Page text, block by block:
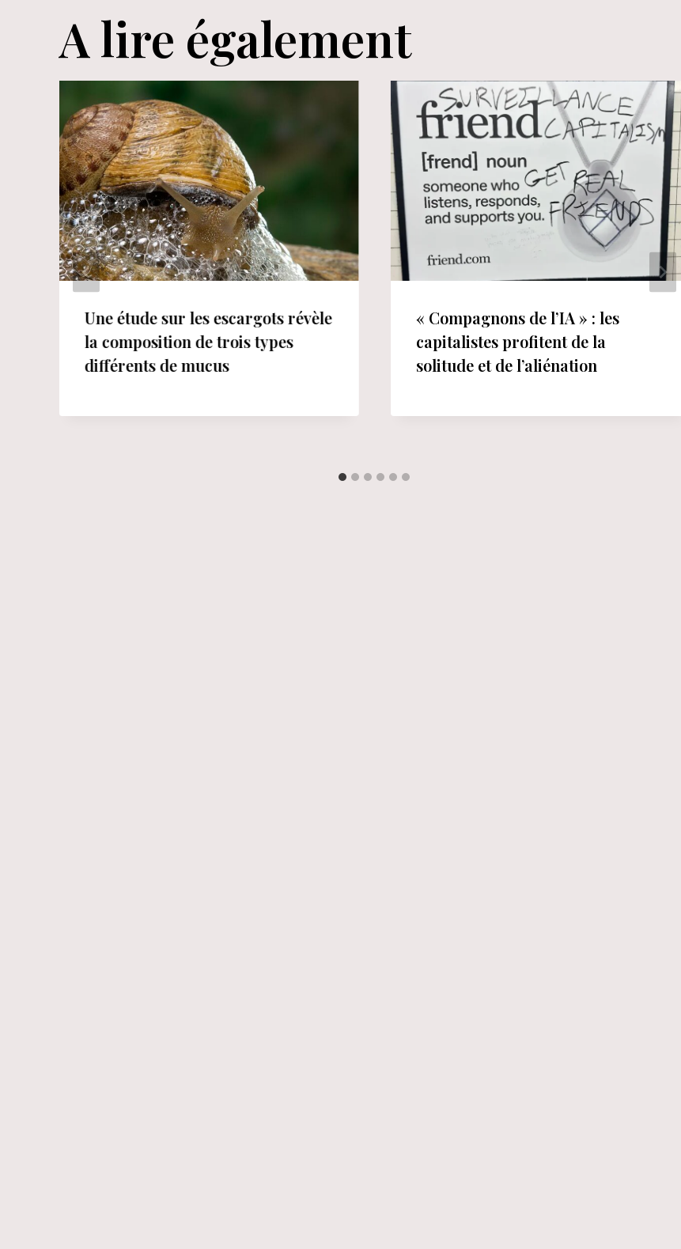
A lire également
Une étude sur les escargots révèle
la composition de trois types
différents de mucus
« Compagnons de l’IA » : les
capitalistes profitent de la
solitude et de l’aliénation